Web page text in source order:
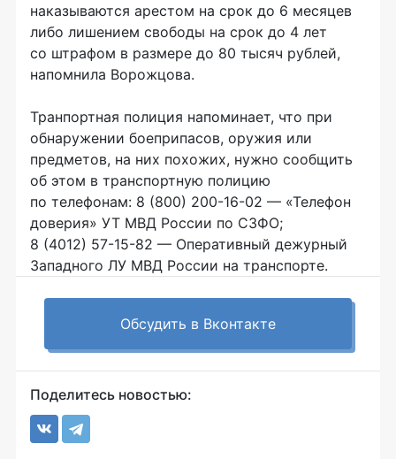
наказываются арестом на срок до 6 месяцев
либо лишением свободы на срок до 4 лет
со штрафом в размере до 80 тысяч рублей,
напомнила Ворожцова.
Транпортная полиция напоминает, что при
обнаружении боеприпасов, оружия или
предметов, на них похожих, нужно сообщить
об этом в транспортную полицию
по телефонам: 8 (800) 200-16-02 — «Телефон
доверия» УТ МВД России по СЗФО;
8 (4012) 57-15-82 — Оперативный дежурный
Западного ЛУ МВД России на транспорте.
Обсудить в Вконтакте
Поделитесь новостью: